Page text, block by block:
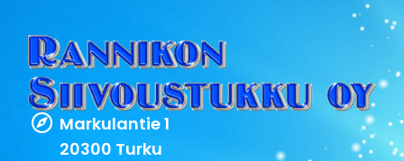
Markulantie 1
20300 Turku